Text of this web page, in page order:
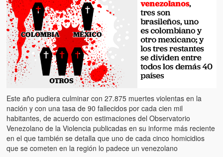
Este año pudiera culminar con 27.875 muertes violentas en la
nación y con una tasa de 90 fallecidos por cada cien mil
habitantes, de acuerdo con estimaciones del Observatorio
Venezolano de la Violencia publicadas en su informe más reciente
en el que también se detalla que uno de cada cinco homicidios
que se cometen en la región lo padece un venezolano